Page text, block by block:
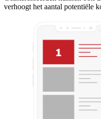
verhoogt het aantal potentiële